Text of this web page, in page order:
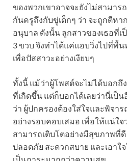
ของพวกเขาอาจจะยังไม่สามาร
กันครูถึงกับขู่เด็กๆ ว่า จะถูกตีหา
อนุบาล ดังนั้น ลูกสาวของเธอที่เ
3 ขวบ จึงทำได้แค่แอบวิ่งไปที่พื้
เพื่อปัสสาวะอย่างเงียบๆ
ทั้งนี้ แม้ว่าผู้โพสต์จะไม่ได้บอกถึ
ที่เกิดขึ้น แต่ก็บอกได้เลยว่านี่เ
ว่า ผู้ปกครองต้องใส่ใจและพิจา
อย่างรอบคอบเสมอ เพื่อให้แน่ใ
สามารถเติบโตอย่างมีสุขภาพที่
ปลอดภัย สะดวกสบาย และเอาใ